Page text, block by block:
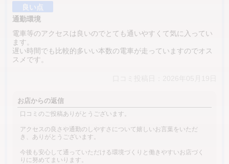
良い点
通勤環境
電車等のアクセスは良いのでとても通いやすくて気に入ってい
ます。
遅い時間でも比較的多いい本数の電車が走っていますのでオス
スメです。
お店からの返信
口コミのご投稿ありがとうございます。
アクセスの良さや通勤のしやすさについて嬉しいお言葉をいただ
き、ありがとうございます。
今後も安心して通っていただける環境づくりと働きやすいお店づく
りに努めてまいります。